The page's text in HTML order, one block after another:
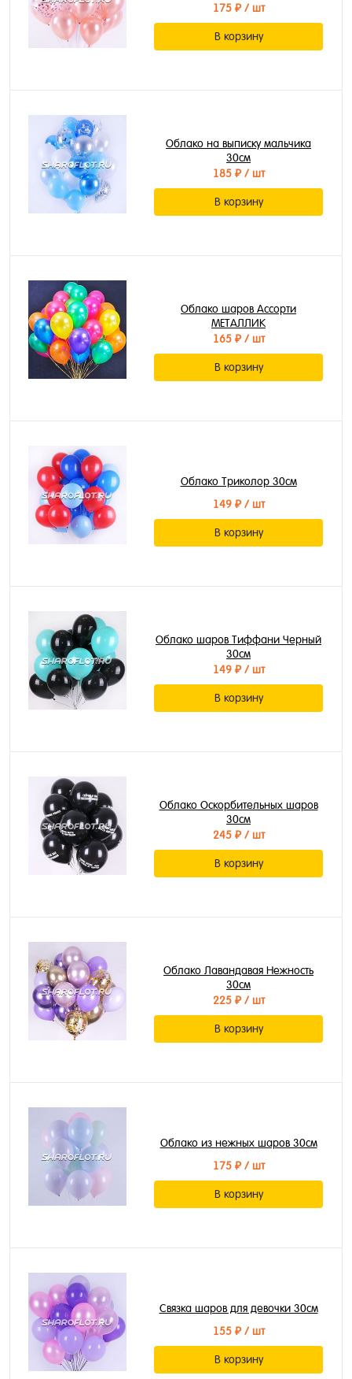
175 ₽/ шт
В корзину
Облако на выписку мальчика
30см
185 ₽/ шт
В корзину
Облако шаров Ассорти
МЕТАЛЛИК
165 ₽/ шт
В корзину
Облако Триколор 30см
149 ₽/ шт
В корзину
Облако шаров Тиффани Черный
30см
149 ₽/ шт
В корзину
Облако Оскорбительных шаров
30см
245 ₽/ шт
В корзину
Облако Лавандавая Нежность
30см
225 ₽/ шт
В корзину
Облако из нежных шаров 30см
175 ₽/ шт
В корзину
Связка шаров для девочки 30см
155 ₽/ шт
В корзину